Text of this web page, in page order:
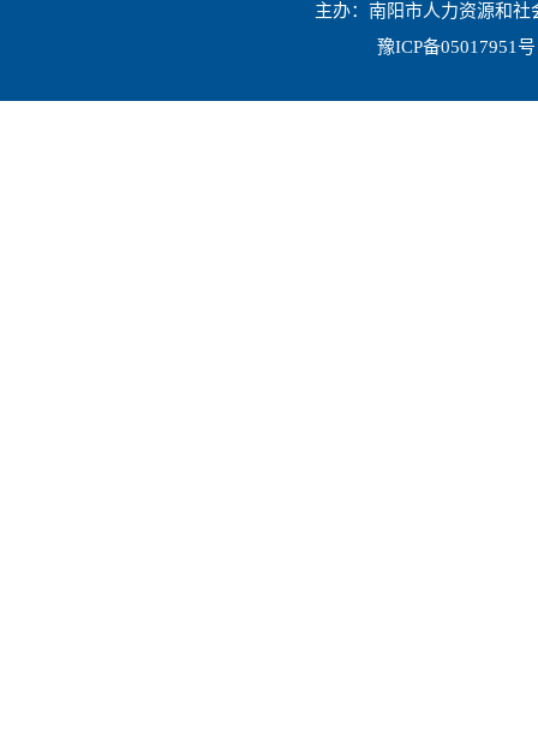
主办：南阳市人力资源和
豫ICP备05017951号